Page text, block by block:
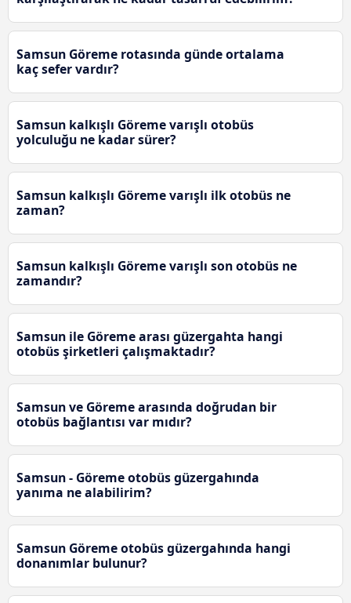
Samsun Göreme rotasında günde ortalama
kaç sefer vardır?
Samsun kalkışlı Göreme varışlı otobüs
yolculuğu ne kadar sürer?
Samsun kalkışlı Göreme varışlı ilk otobüs ne
zaman?
Samsun kalkışlı Göreme varışlı son otobüs ne
zamandır?
Samsun ile Göreme arası güzergahta hangi
otobüs şirketleri çalışmaktadır?
Samsun ve Göreme arasında doğrudan bir
otobüs bağlantısı var mıdır?
Samsun - Göreme otobüs güzergahında
yanıma ne alabilirim?
Samsun Göreme otobüs güzergahında hangi
donanımlar bulunur?